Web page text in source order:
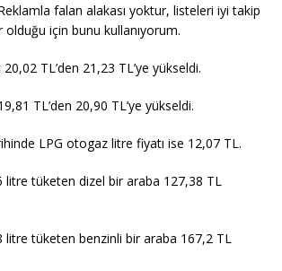
falan alakası yoktur, listeleri iyi takip
için bunu kullanıyorum.
TL’den 21,23 TL’ye yükseldi.
TL’den 20,90 TL’ye yükseldi.
LPG otogaz litre fiyatı ise 12,07 TL.
litre tüketen dizel bir araba 127,38 TL
litre tüketen benzinli bir araba 167,2 TL